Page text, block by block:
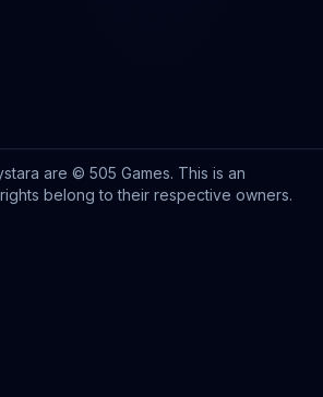
are © 505 Games. This is an
belong to their respective owners.